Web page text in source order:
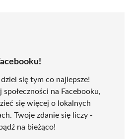
się tym co najlepsze!
społeczności na Facebooku,
się więcej o lokalnych
Twoje zdanie się liczy -
na bieżąco!